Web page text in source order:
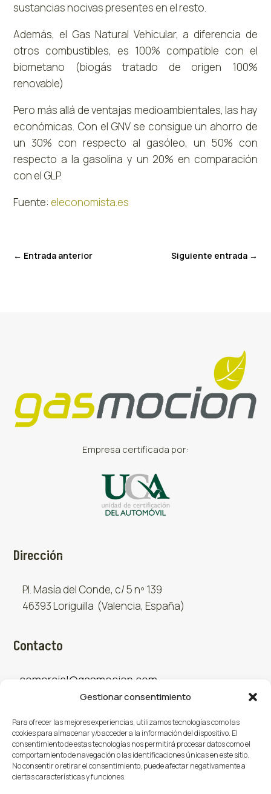
Gestionar consentimiento
Para ofrecer las mejores experiencias, utilizamos tecnologías como las
cookies para almacenar y/o acceder a la información del dispositivo. El
consentimiento de estas tecnologías nos permitirá procesar datos como el
comportamiento de navegación o las identificaciones únicas en este sitio.
No consentir o retirar el consentimiento, puede afectar negativamente a
ciertas características y funciones.
sustancias nocivas presentes en el resto.
Además, el Gas Natural Vehicular, a diferencia de
otros combustibles, es 100% compatible con el
biometano (biogás tratado de origen 100%
renovable)
Pero más allá de ventajas medioambientales, las hay
económicas. Con el GNV se consigue un ahorro de
un 30% con respecto al gasóleo, un 50% con
respecto a la gasolina y un 20% en comparación
con el GLP.
Fuente: eleconomista.es
← Entrada anterior Siguiente entrada→
Empresa certificada por:
Dirección
P.I. Masía del Conde, c/ 5 nº 139
46393 Loriguilla (Valencia, España)
Contacto
comercial@gasmocion.com
Sociales